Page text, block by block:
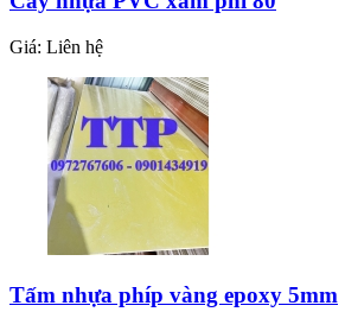
Giá: Liên hệ
Tấm nhựa phíp vàng epoxy 5mm
Thảm cao su đồng tiền chống